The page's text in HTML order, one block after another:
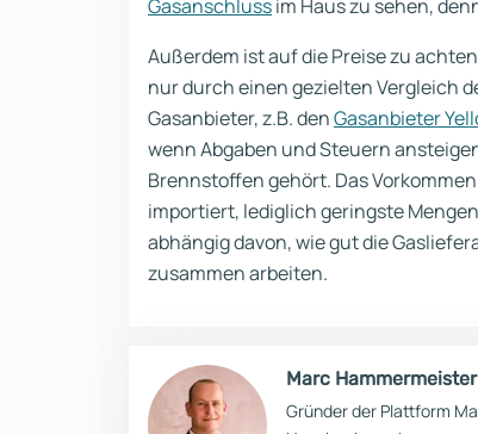
Gasanschlussim Haus zu sehen,
Außerdem ist auf die Preise zu
nur durch einen gezielten Vergleich
Gasanbieter, z.B. denGasanbieter
wenn Abgaben und Steuern
Brennstoffen gehört. Das
importiert, lediglich geringste
abhängig davon, wie gut die
zusammen arbeiten.
Marc Hammermeister
Gründer der Plattform